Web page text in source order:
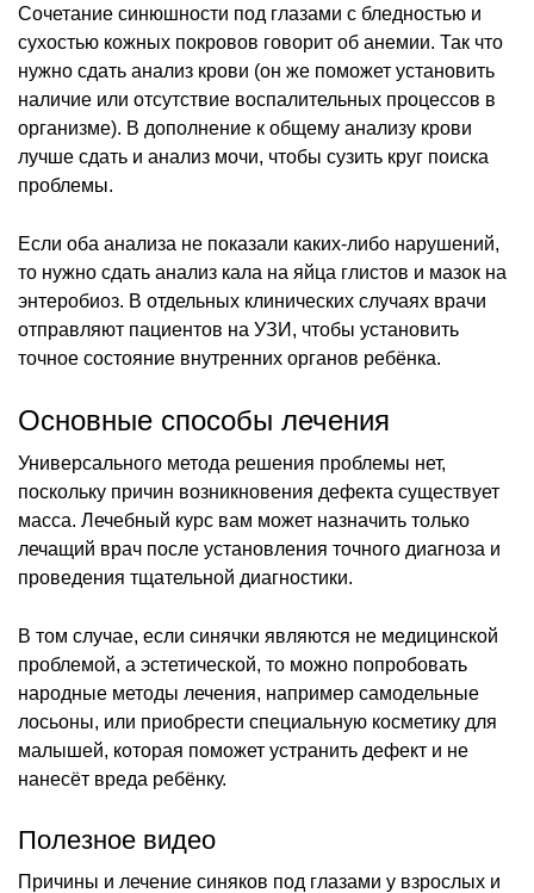
Сочетание синюшности под глазами с бледностью и
сухостью кожных покровов говорит об анемии. Так что
нужно сдать анализ крови (он же поможет установить
наличие или отсутствие воспалительных процессов в
организме). В дополнение к общему анализу крови
лучше сдать и анализ мочи, чтобы сузить круг поиска
проблемы.
Если оба анализа не показали каких-либо нарушений,
то нужно сдать анализ кала на яйца глистов и мазок на
энтеробиоз. В отдельных клинических случаях врачи
отправляют пациентов на УЗИ, чтобы установить
точное состояние внутренних органов ребёнка.
Основные способы лечения
Универсального метода решения проблемы нет,
поскольку причин возникновения дефекта существует
масса. Лечебный курс вам может назначить только
лечащий врач после установления точного диагноза и
проведения тщательной диагностики.
В том случае, если синячки являются не медицинской
проблемой, а эстетической, то можно попробовать
народные методы лечения, например самодельные
лосьоны, или приобрести специальную косметику для
малышей, которая поможет устранить дефект и не
нанесёт вреда ребёнку.
Полезное видео
Причины и лечение синяков под глазами у взрослых и